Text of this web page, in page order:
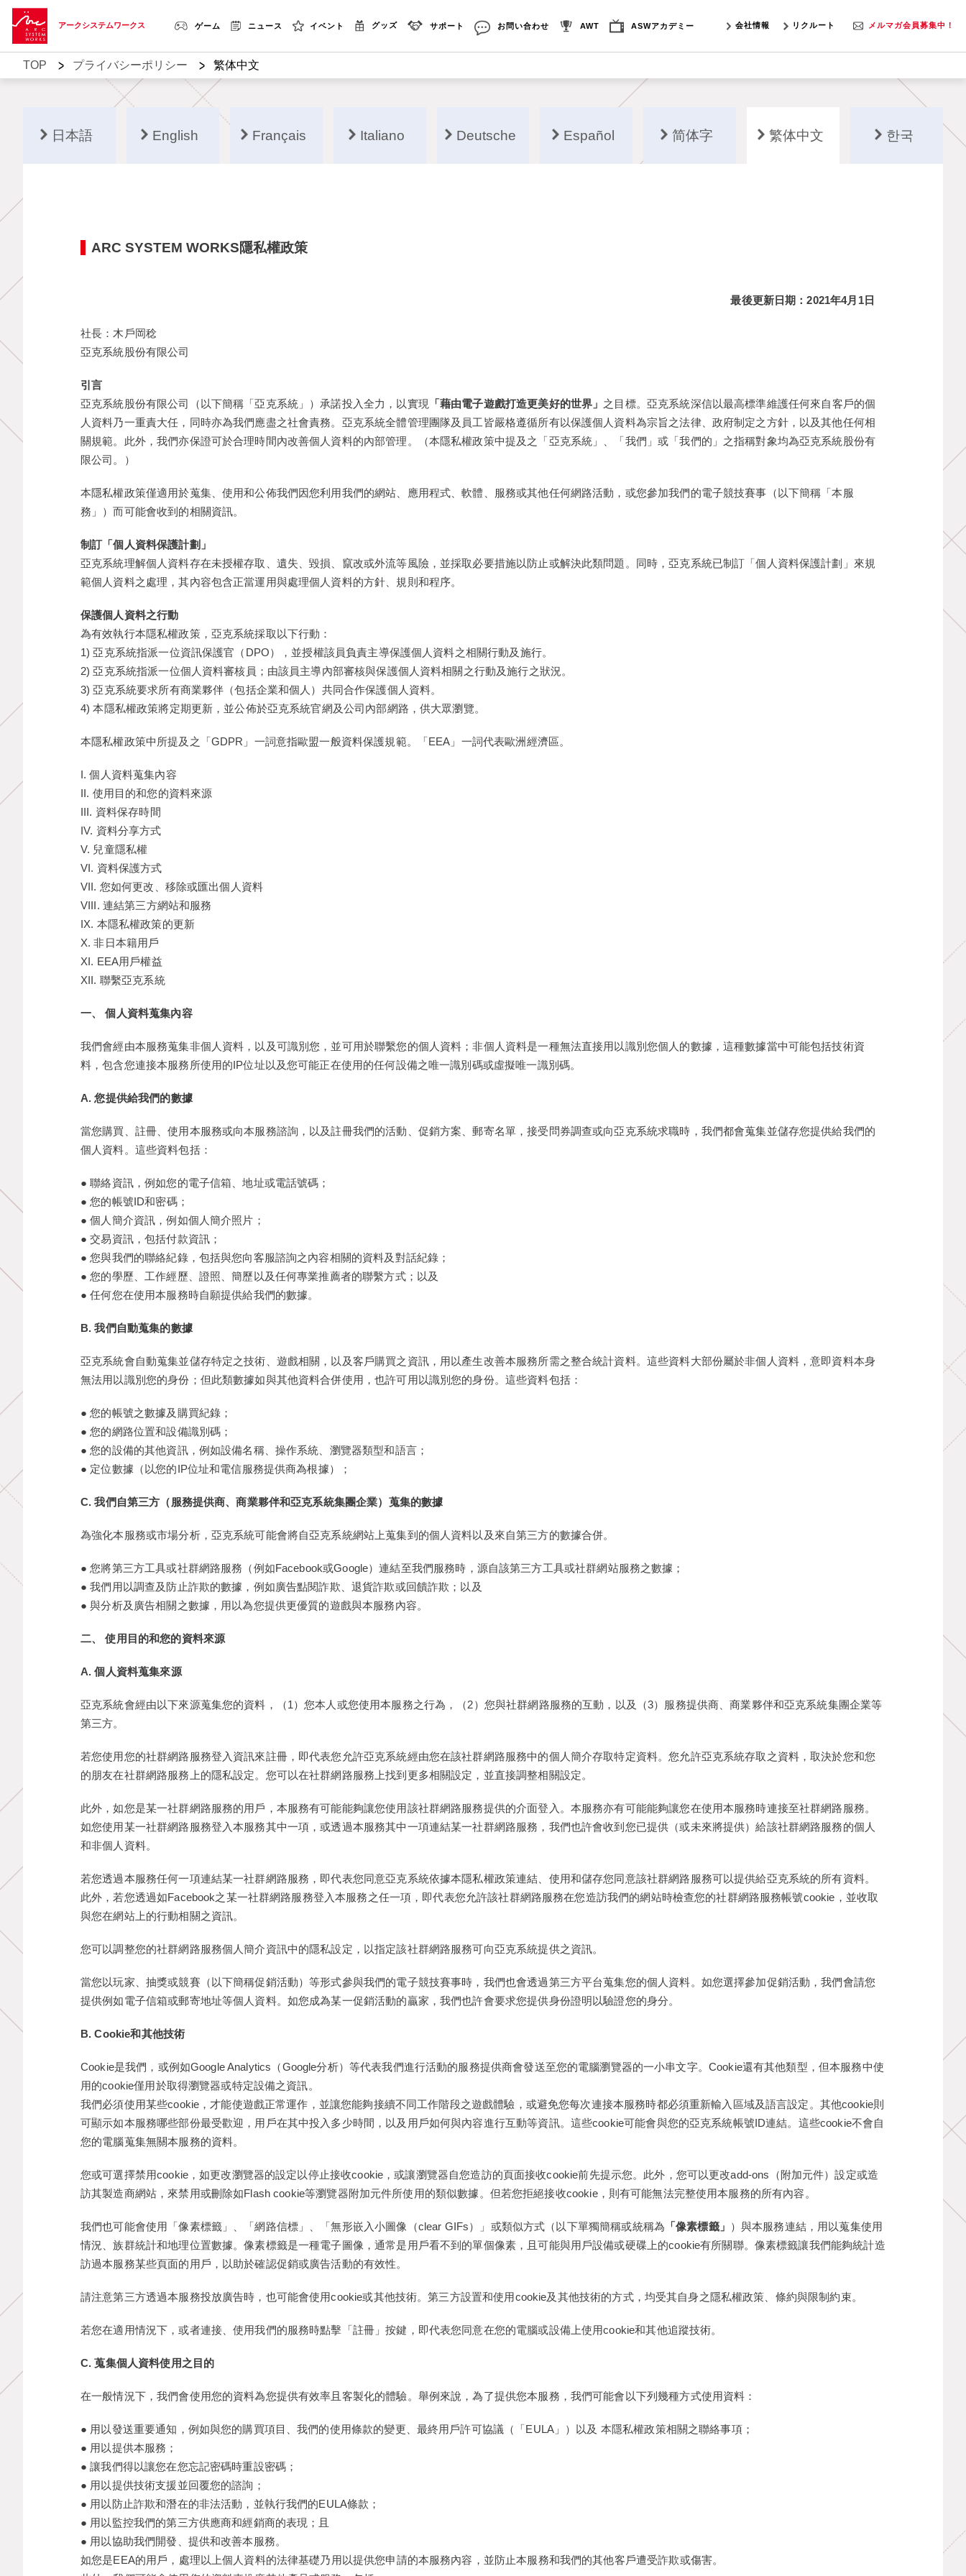
アークシステムワークス ゲーム ニュース イベント グッズ サポート お問い合わせ AWT ASWアカデミー 会社情報 リクルート メルマガ会員募集中！
TOP > プライバシーポリシー > 繁体中文
日本語 English Français Italiano Deutsche Español 简体字 繁体中文 한국
ARC SYSTEM WORKS隱私權政策
最後更新日期：2021年4月1日
社長：木戶岡稔
亞克系統股份有限公司
引言
亞克系統股份有限公司（以下簡稱「亞克系統」）承諾投入全力，以實現
「藉由電子遊戲打造更美好的世界」 之目標。亞克系統深信以最高標準維護任何來自客戶的個
人資料乃一重責大任，同時亦為我們應盡之社會責務。亞克系統全體管理團隊及員工皆嚴格遵循所有以保護個人資料為宗旨之法律、政府制定之方針，以及其他任何相
關規範。此外，我們亦保證可於合理時間內改善個人資料的內部管理。（本隱私權政策中提及之「亞克系統」、「我們」或「我們的」之指稱對象均為亞克系統股份有
限公司。）
本隱私權政策僅適用於蒐集、使用和公佈我們因您利用我們的網站、應用程式、軟體、服務或其他任何網路活動，或您參加我們的電子競技賽事（以下簡稱「本服
務」）而可能會收到的相關資訊。
制訂「個人資料保護計劃」
亞克系統理解個人資料存在未授權存取、遺失、毀損、竄改或外流等風險，並採取必要措施以防止或解決此類問題。同時，亞克系統已制訂「個人資料保護計劃」來規
範個人資料之處理，其內容包含正當運用與處理個人資料的方針、規則和程序。
保護個人資料之行動
為有效執行本隱私權政策，亞克系統採取以下行動：
1) 亞克系統指派一位資訊保護官（DPO），並授權該員負責主導保護個人資料之相關行動及施行。
2) 亞克系統指派一位個人資料審核員；由該員主導內部審核與保護個人資料相關之行動及施行之狀況。
3) 亞克系統要求所有商業夥伴（包括企業和個人）共同合作保護個人資料。
4) 本隱私權政策將定期更新，並公佈於亞克系統官網及公司內部網路，供大眾瀏覽。
本隱私權政策中所提及之「GDPR」一詞意指歐盟一般資料保護規範。「EEA」一詞代表歐洲經濟區。
I. 個人資料蒐集內容
II. 使用目的和您的資料來源
III. 資料保存時間
IV. 資料分享方式
V. 兒童隱私權
VI. 資料保護方式
VII. 您如何更改、移除或匯出個人資料
VIII. 連結第三方網站和服務
IX. 本隱私權政策的更新
X. 非日本籍用戶
XI. EEA用戶權益
XII. 聯繫亞克系統
一、 個人資料蒐集內容
我們會經由本服務蒐集非個人資料，以及可識別您，並可用於聯繫您的個人資料；非個人資料是一種無法直接用以識別您個人的數據，這種數據當中可能包括技術資
料，包含您連接本服務所使用的IP位址以及您可能正在使用的任何設備之唯一識別碼或虛擬唯一識別碼。
A. 您提供給我們的數據
當您購買、註冊、使用本服務或向本服務諮詢，以及註冊我們的活動、促銷方案、郵寄名單，接受問券調查或向亞克系統求職時，我們都會蒐集並儲存您提供給我們的
個人資料。這些資料包括：
● 聯絡資訊，例如您的電子信箱、地址或電話號碼；
● 您的帳號ID和密碼；
● 個人簡介資訊，例如個人簡介照片；
● 交易資訊，包括付款資訊；
● 您與我們的聯絡紀錄，包括與您向客服諮詢之內容相關的資料及對話紀錄；
● 您的學歷、工作經歷、證照、簡歷以及任何專業推薦者的聯繫方式；以及
● 任何您在使用本服務時自願提供給我們的數據。
B. 我們自動蒐集的數據
亞克系統會自動蒐集並儲存特定之技術、遊戲相關，以及客戶購買之資訊，用以產生改善本服務所需之整合統計資料。這些資料大部份屬於非個人資料，意即資料本身
無法用以識別您的身份；但此類數據如與其他資料合併使用，也許可用以識別您的身份。這些資料包括：
● 您的帳號之數據及購買紀錄；
● 您的網路位置和設備識別碼；
● 您的設備的其他資訊，例如設備名稱、操作系統、瀏覽器類型和語言；
● 定位數據（以您的IP位址和電信服務提供商為根據）；
C. 我們自第三方（服務提供商、商業夥伴和亞克系統集團企業）蒐集的數據
為強化本服務或市場分析，亞克系統可能會將自亞克系統網站上蒐集到的個人資料以及來自第三方的數據合併。
● 您將第三方工具或社群網路服務（例如Facebook或Google）連結至我們服務時，源自該第三方工具或社群網站服務之數據；
● 我們用以調查及防止詐欺的數據，例如廣告點閱詐欺、退貨詐欺或回饋詐欺；以及
● 與分析及廣告相關之數據，用以為您提供更優質的遊戲與本服務內容。
二、 使用目的和您的資料來源
A. 個人資料蒐集來源
亞克系統會經由以下來源蒐集您的資料，（1）您本人或您使用本服務之行為，（2）您與社群網路服務的互動，以及（3）服務提供商、商業夥伴和亞克系統集團企業等
第三方。
若您使用您的社群網路服務登入資訊來註冊，即代表您允許亞克系統經由您在該社群網路服務中的個人簡介存取特定資料。您允許亞克系統存取之資料，取決於您和您
的朋友在社群網路服務上的隱私設定。您可以在社群網路服務上找到更多相關設定，並直接調整相關設定。
此外，如您是某一社群網路服務的用戶，本服務有可能能夠讓您使用該社群網路服務提供的介面登入。本服務亦有可能能夠讓您在使用本服務時連接至社群網路服務。
如您使用某一社群網路服務登入本服務其中一項，或透過本服務其中一項連結某一社群網路服務，我們也許會收到您已提供（或未來將提供）給該社群網路服務的個人
和非個人資料。
若您透過本服務任何一項連結某一社群網路服務，即代表您同意亞克系統依據本隱私權政策連結、使用和儲存您同意該社群網路服務可以提供給亞克系統的所有資料。
此外，若您透過如Facebook之某一社群網路服務登入本服務之任一項，即代表您允許該社群網路服務在您造訪我們的網站時檢查您的社群網路服務帳號cookie，並收取
與您在網站上的行動相關之資訊。
您可以調整您的社群網路服務個人簡介資訊中的隱私設定，以指定該社群網路服務可向亞克系統提供之資訊。
當您以玩家、抽獎或競賽（以下簡稱促銷活動）等形式參與我們的電子競技賽事時，我們也會透過第三方平台蒐集您的個人資料。如您選擇參加促銷活動，我們會請您
提供例如電子信箱或郵寄地址等個人資料。如您成為某一促銷活動的贏家，我們也許會要求您提供身份證明以驗證您的身分。
B. Cookie和其他技術
Cookie是我們，或例如Google Analytics（Google分析）等代表我們進行活動的服務提供商會發送至您的電腦瀏覽器的一小串文字。Cookie還有其他類型，但本服務中使
用的cookie僅用於取得瀏覽器或特定設備之資訊。
我們必須使用某些cookie，才能使遊戲正常運作，並讓您能夠接續不同工作階段之遊戲體驗，或避免您每次連接本服務時都必須重新輸入區域及語言設定。其他cookie則
可顯示如本服務哪些部份最受歡迎，用戶在其中投入多少時間，以及用戶如何與內容進行互動等資訊。這些cookie可能會與您的亞克系統帳號ID連結。這些cookie不會自
您的電腦蒐集無關本服務的資料。
您或可選擇禁用cookie，如更改瀏覽器的設定以停止接收cookie，或讓瀏覽器自您造訪的頁面接收cookie前先提示您。此外，您可以更改add-ons（附加元件）設定或造
訪其製造商網站，來禁用或刪除如Flash cookie等瀏覽器附加元件所使用的類似數據。但若您拒絕接收cookie，則有可能無法完整使用本服務的所有內容。
我們也可能會使用「像素標籤」、「網路信標」、「無形嵌入小圖像（clear GIFs）」或類似方式（以下單獨簡稱或統稱為 「像素標籤」 ）與本服務連結，用以蒐集使用
情況、族群統計和地理位置數據。像素標籤是一種電子圖像，通常是用戶看不到的單個像素，且可能與用戶設備或硬碟上的cookie有所關聯。像素標籤讓我們能夠統計造
訪過本服務某些頁面的用戶，以助於確認促銷或廣告活動的有效性。
請注意第三方透過本服務投放廣告時，也可能會使用cookie或其他技術。第三方設置和使用cookie及其他技術的方式，均受其自身之隱私權政策、條約與限制約束。
若您在適用情況下，或者連接、使用我們的服務時點擊「註冊」按鍵，即代表您同意在您的電腦或設備上使用cookie和其他追蹤技術。
C. 蒐集個人資料使用之目的
在一般情況下，我們會使用您的資料為您提供有效率且客製化的體驗。舉例來說，為了提供您本服務，我們可能會以下列幾種方式使用資料：
● 用以發送重要通知，例如與您的購買項目、我們的使用條款的變更、最終用戶許可協議（「EULA」）以及 本隱私權政策相關之聯絡事項；
● 用以提供本服務；
● 讓我們得以讓您在您忘記密碼時重設密碼；
● 用以提供技術支援並回覆您的諮詢；
● 用以防止詐欺和潛在的非法活動，並執行我們的EULA條款；
● 用以監控我們的第三方供應商和經銷商的表現；且
● 用以協助我們開發、提供和改善本服務。
如您是EEA的用戶，處理以上個人資料的法律基礎乃用以提供您申請的本服務內容，並防止本服務和我們的其他客戶遭受詐欺或傷害。